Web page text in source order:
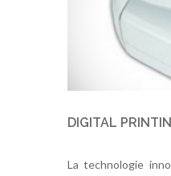
DIGITAL
La technologie